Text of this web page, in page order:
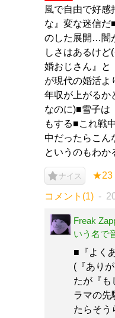
風で自由で好感
な』変な迷信だ
のした展開…闇
しさはあるけ
婚おじさん』と
が現代の婚活よ
年収が上がるか
なのに)■雪子は
もする■これ戦
中だったらこん
というのもわか
ナイス ★23
コメント(1)
Freak
いう名で
■『よく
(『あり
たが『も
ラマの先
たらそう